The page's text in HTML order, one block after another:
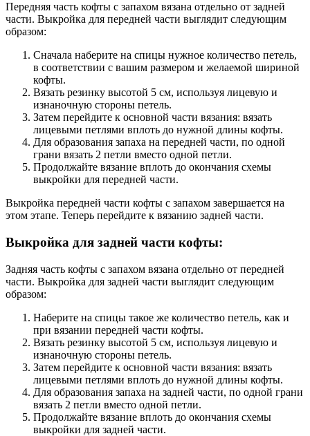
Передняя часть кофты с запахом вязана отдельно от задней
части. Выкройка для передней части выглядит следующим
образом:
Сначала наберите на спицы нужное количество петель,
в соответствии с вашим размером и желаемой шириной
кофты.
Вязать резинку высотой 5 см, используя лицевую и
изнаночную стороны петель.
Затем перейдите к основной части вязания: вязать
лицевыми петлями вплоть до нужной длины кофты.
Для образования запаха на передней части, по одной
грани вязать 2 петли вместо одной петли.
Продолжайте вязание вплоть до окончания схемы
выкройки для передней части.
Выкройка передней части кофты с запахом завершается на
этом этапе. Теперь перейдите к вязанию задней части.
Выкройка для задней части кофты:
Задняя часть кофты с запахом вязана отдельно от передней
части. Выкройка для задней части выглядит следующим
образом:
Наберите на спицы такое же количество петель, как и
при вязании передней части кофты.
Вязать резинку высотой 5 см, используя лицевую и
изнаночную стороны петель.
Затем перейдите к основной части вязания: вязать
лицевыми петлями вплоть до нужной длины кофты.
Для образования запаха на задней части, по одной грани
вязать 2 петли вместо одной петли.
Продолжайте вязание вплоть до окончания схемы
выкройки для задней части.